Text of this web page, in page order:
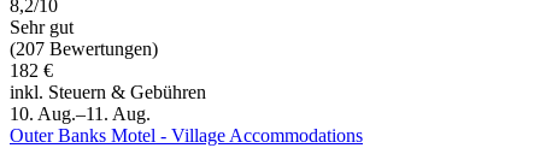
8,2/10
Sehr gut
(207 Bewertungen)
182 €
inkl. Steuern & Gebühren
10. Aug.–11. Aug.
Outer Banks Motel - Village Accommodations